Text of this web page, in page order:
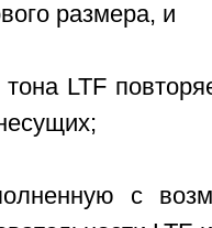
размера, и
LTF
с